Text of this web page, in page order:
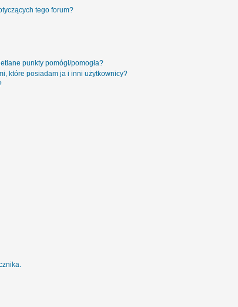
tego forum?
punkty pomógł/pomogła?
które posiadam ja i inni użytkownicy?